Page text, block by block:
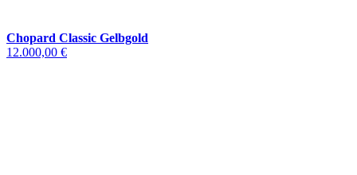
Chopard Classic Gelbgold
12.000,00 €